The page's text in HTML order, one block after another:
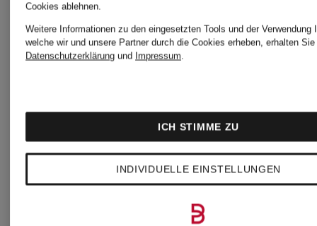
CHF 109
Cookies ablehnen.
Weitere Informationen zu den eingesetzten Tools und der Verwendung
welche wir und unsere Partner durch die Cookies erheben, erhalten
Datenschutzerklärung und Impressum.
INDIVIDUELLE EINSTELLUNGEN
ICH STIMME ZU